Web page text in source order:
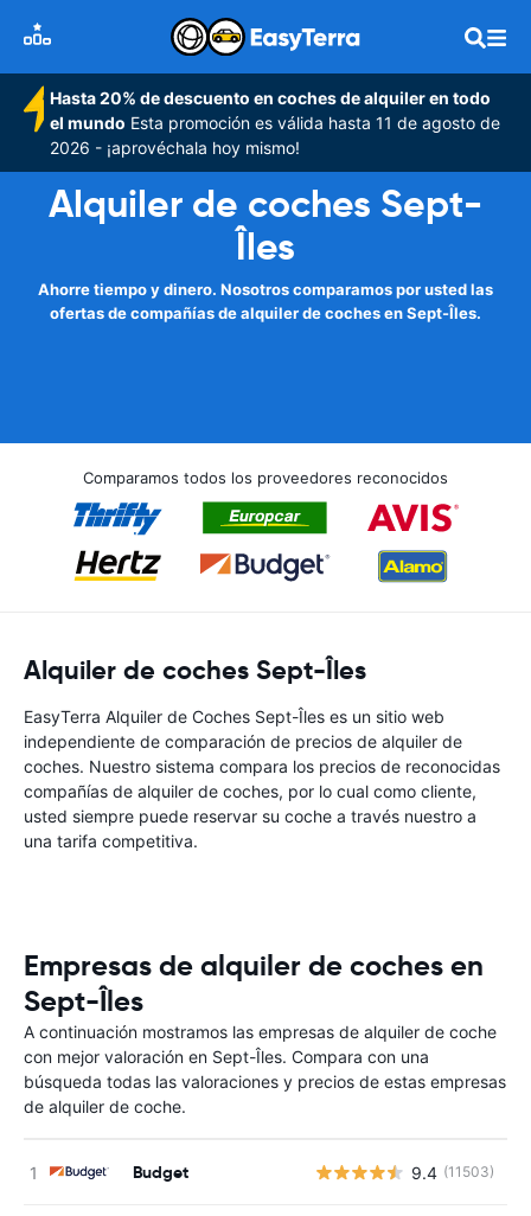
Hasta 20% de descuento en coches de alquiler en todo
el mundo Esta promoción es válida hasta 11 de agosto de
2026 - ¡aprovéchala hoy mismo!
Alquiler de coches Sept-
Îles
Ahorre tiempo y dinero. Nosotros comparamos por usted las
ofertas de compañías de alquiler de coches en Sept-Îles.
Comparamos todos los proveedores reconocidos
Alquiler de coches Sept-Îles
EasyTerra Alquiler de Coches Sept-Îles es un sitio web
independiente de comparación de precios de alquiler de
coches. Nuestro sistema compara los precios de reconocidas
compañías de alquiler de coches, por lo cual como cliente,
usted siempre puede reservar su coche a través nuestro a
una tarifa competitiva.
Empresas de alquiler de coches en
Sept-Îles
A continuación mostramos las empresas de alquiler de coche
con mejor valoración en Sept-Îles. Compara con una
búsqueda todas las valoraciones y precios de estas empresas
de alquiler de coche.
Budget 9.4 (11503)